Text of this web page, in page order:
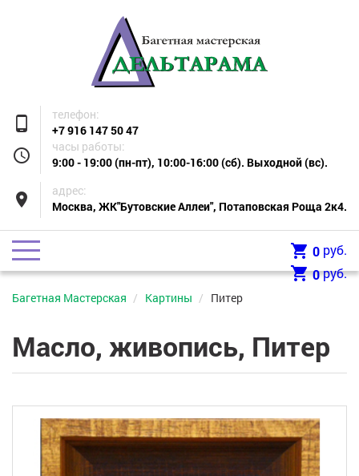
phone_android
телефон:
+7 916 147 50 47
access_time
часы работы:
9:00 - 19:00 (пн-пт), 10:00-16:00 (сб). Выходной (вс).
place
адрес:
Москва, ЖК"Бутовские Аллеи", Потаповская Роща 2к4.
shopping_cart 0 руб.
shopping_cart0руб.
Багетная Мастерская Картины Питер
Масло, живопись, Питер